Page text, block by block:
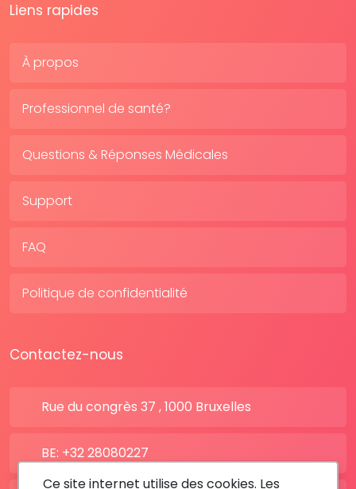
Liens rapides
À propos
Professionnel de santé?
Questions & Réponses Médicales
Support
FAQ
Politique de confidentialité
Contactez-nous
Rue du congrès 37 , 1000 Bruxelles
BE: +32 28080227
Ce site internet utilise des cookies. Les